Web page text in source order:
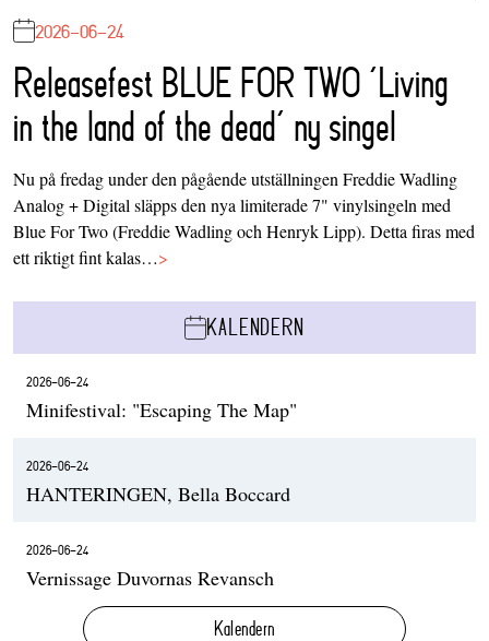
2026-06-24
Releasefest BLUE FOR TWO ‘Living
in the land of the dead’ ny singel
Nu på fredag under den pågående utställningen Freddie Wadling
Analog + Digital släpps den nya limiterade 7" vinylsingeln med
Blue For Two (Freddie Wadling och Henryk Lipp). Detta firas med
ett riktigt fint kalas…>
KALENDERN
2026-06-24
Minifestival: "Escaping The Map"
2026-06-24
HANTERINGEN, Bella Boccard
2026-06-24
Vernissage Duvornas Revansch
Kalendern